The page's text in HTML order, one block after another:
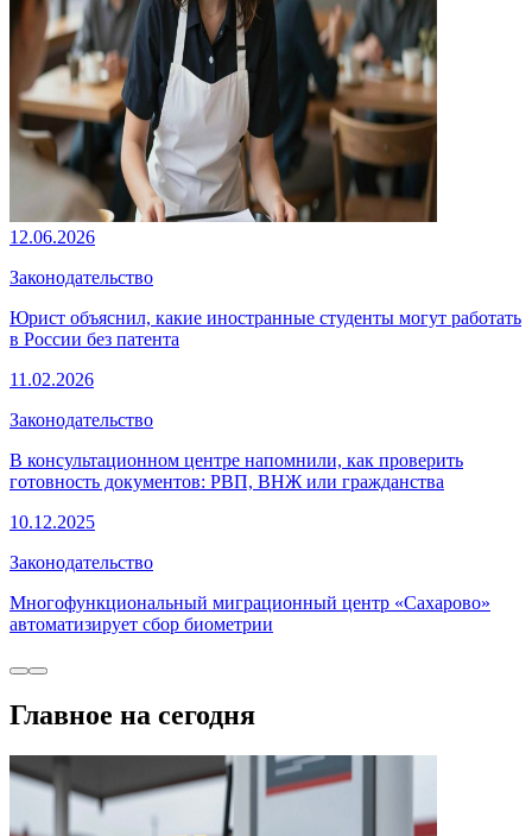
12.06.2026
Законодательство
Юрист объяснил, какие иностранные студенты могут работать
в России без патента
11.02.2026
Законодательство
В консультационном центре напомнили, как проверить
готовность документов: РВП, ВНЖ или гражданства
10.12.2025
Законодательство
Многофункциональный миграционный центр «Сахарово»
автоматизирует сбор биометрии
Главное на сегодня